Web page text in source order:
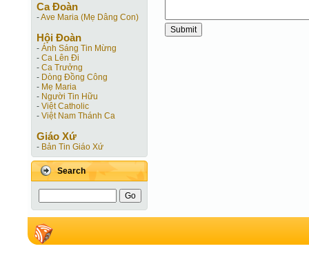
Ca Ðoàn
-Ave Maria (Mẹ Dâng Con)
Hội Ðoàn
- Ánh Sáng Tin Mừng
- Ca Lên Đi
- Ca Trưởng
- Dòng Đồng Công
- Mẹ Maria
- Người Tin Hữu
- Việt Catholic
- Việt Nam Thánh Ca
Giáo Xứ
- Bản Tin Giáo Xứ
Search